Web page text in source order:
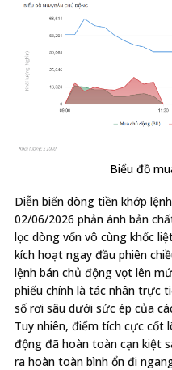
Biểu đồ
Diễn biến dòng tiền khớp
02/06/2026 phản ánh bản
lọc dòng vốn vô cùng khốc
kích hoạt ngay đầu phiên
lệnh bán chủ động vọt lên
phiếu chính là tác nhân trực
số rơi sâu dưới sức ép của
Tuy nhiên, điểm tích cực cốt
động đã hoàn toàn cạn kiệt
ra hoàn toàn bình ổn đi